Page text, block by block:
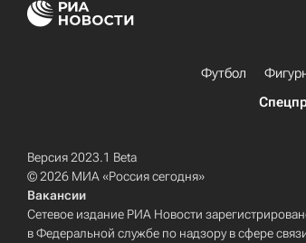
Футбол
Версия 2023.1 Beta
© 2026 МИА «Россия сегодня»
Вакансии
Сетевое издание РИА Новости
в Федеральной службе по надзору в сфере